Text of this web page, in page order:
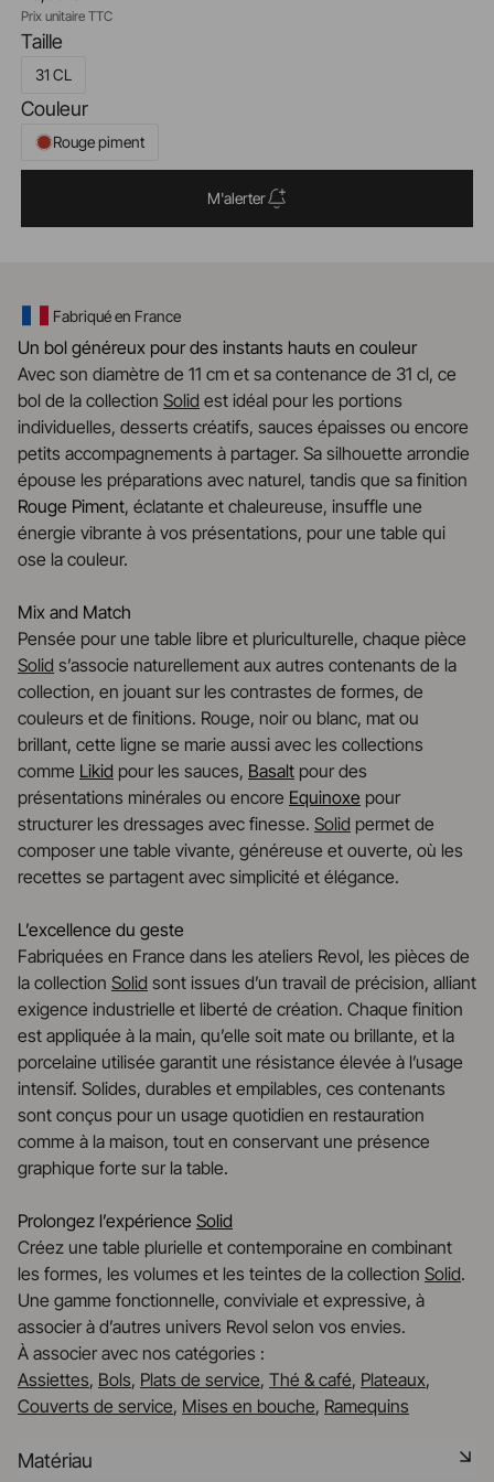
Taille
31 CL
Couleur
Rouge piment
Prix unitaire TTC
M'alerter
Fabriqué en France
Un bol généreux pour des instants hauts en couleur
Avec son diamètre de 11 cm et sa contenance de 31 cl, ce
bol de la collection Solid est idéal pour les portions
individuelles, desserts créatifs, sauces épaisses ou encore
petits accompagnements à partager. Sa silhouette arrondie
épouse les préparations avec naturel, tandis que sa finition
Rouge Piment, éclatante et chaleureuse, insuffle une
énergie vibrante à vos présentations, pour une table qui
ose la couleur.
Mix and Match
Pensée pour une table libre et pluriculturelle, chaque pièce
Solid s’associe naturellement aux autres contenants de la
collection, en jouant sur les contrastes de formes, de
couleurs et de finitions. Rouge, noir ou blanc, mat ou
brillant, cette ligne se marie aussi avec les collections
comme Likid pour les sauces, Basalt pour des
présentations minérales ou encore Equinoxe pour
structurer les dressages avec finesse. Solid permet de
composer une table vivante, généreuse et ouverte, où les
recettes se partagent avec simplicité et élégance.
L’excellence du geste
Fabriquées en France dans les ateliers Revol, les pièces de
la collection Solid sont issues d’un travail de précision, alliant
exigence industrielle et liberté de création. Chaque finition
est appliquée à la main, qu’elle soit mate ou brillante, et la
porcelaine utilisée garantit une résistance élevée à l’usage
intensif. Solides, durables et empilables, ces contenants
sont conçus pour un usage quotidien en restauration
comme à la maison, tout en conservant une présence
graphique forte sur la table.
Prolongez l’expérience Solid
Créez une table plurielle et contemporaine en combinant
les formes, les volumes et les teintes de la collection Solid.
Une gamme fonctionnelle, conviviale et expressive, à
associer à d’autres univers Revol selon vos envies.
À associer avec nos catégories :
Assiettes, Bols, Plats de service, Thé & café, Plateaux,
Couverts de service, Mises en bouche, Ramequins
Matériau